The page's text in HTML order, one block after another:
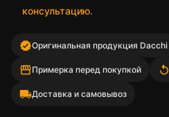
консультацию.
verifiedОригинальная продукция Dacchi
storefrontПримерка перед покупкой replay
local_shippingДоставка и самовывоз